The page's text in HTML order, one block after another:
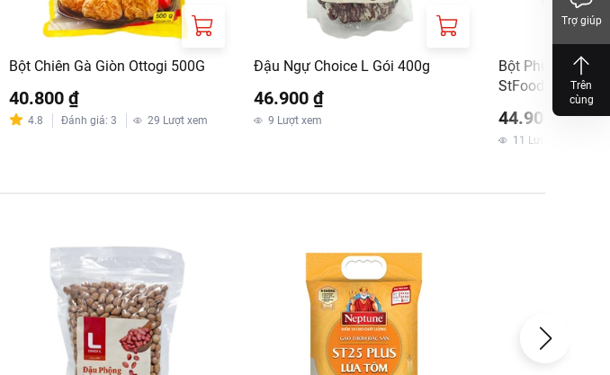
Bột Chiên Gà Giòn Ottogi 500G
40.800 ₫
4.8 Đánh giá: 3 29 Lượt xem
Đậu Ngự Choice L Gói 400g
46.900 ₫
9 Lượt xem
Bột Phụ Gia
StFood Gói 250G
44.900 ₫
11 Lượt xem
Trợ giúp
Trên
cùng